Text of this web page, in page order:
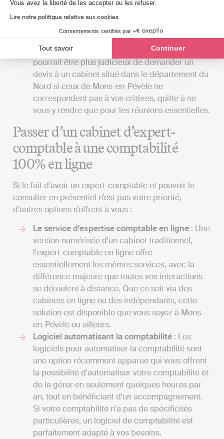
Vous avez la liberté de les accepter ou les refuser.
Lire notre politique relative aux cookies
Consentements certifiés par
Tout savoir Continuer
cabinet soit situé à proximité de votre lieu de
travail ou de votre domicile. Cependant, il est
primordial de ne pas compromettre la qualité du
service en faveur de la commodité. Parfois, il
pourrait être plus judicieux de demander un
devis à un cabinet situé dans le département du
Nord si ceux de Mons-en-Pévèle ne
correspondent pas à vos critères, quitte à ne
vous y rendre que pour les réunions essentielles.
Passer d’un cabinet d’expert-
comptable à une comptabilité
100% en ligne
Si le fait d’avoir un expert-comptable et pouvoir le
consulter en présentiel n’est pas votre priorité,
d’autres options s’offrent à vous :
Le service d'expertise comptable en ligne : Une
version numérisée d'un cabinet traditionnel,
l'expert-comptable en ligne offre
essentiellement les mêmes services, avec la
différence majeure que toutes vos interactions
se déroulent à distance. Que ce soit via des
cabinets en ligne ou des indépendants, cette
solution est disponible que vous soyez à Mons-
en-Pévèle ou ailleurs.
Logiciel automatisant la comptabilité : Les
logiciels pour automatiser la comptabilité sont
une option récemment apparue qui vous offrent
la possibilité d'automatiser votre comptabilité et
de la gérer en seulement quelques heures par
an, tout en bénéficiant d'un accompagnement.
Si votre comptabilité n'a pas de spécificités
particulières, un logiciel de comptabilité est
parfaitement adapté à vos besoins.